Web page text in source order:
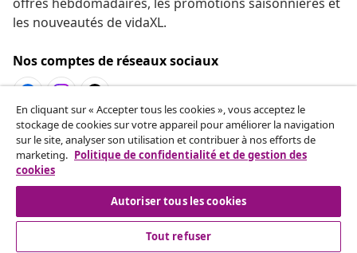
Service Clients
Entreprises
En cliquant sur « Accepter tous les cookies », vous acceptez le
stockage de cookies sur votre appareil pour améliorer la navigation
sur le site, analyser son utilisation et contribuer à nos efforts de
marketing. Politique de confidentialité et de gestion des
cookies
Autoriser tous les cookies
Tout refuser